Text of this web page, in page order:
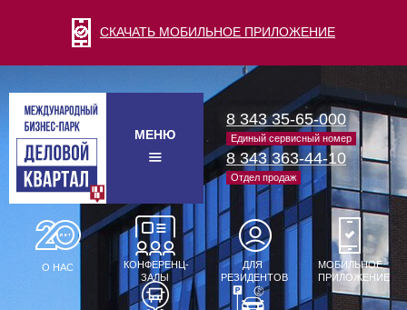
СКАЧАТЬ МОБИЛЬНОЕ ПРИЛОЖЕНИЕ
МЕНЮ
8 343 35-65-000
Единый сервисный номер
8 343 363-44-10
Отдел продаж
О НАС
КОНФЕРЕНЦ-
ЗАЛЫ
ДЛЯ
РЕЗИДЕНТОВ
МОБИЛЬНОЕ
ПРИЛОЖЕНИЕ